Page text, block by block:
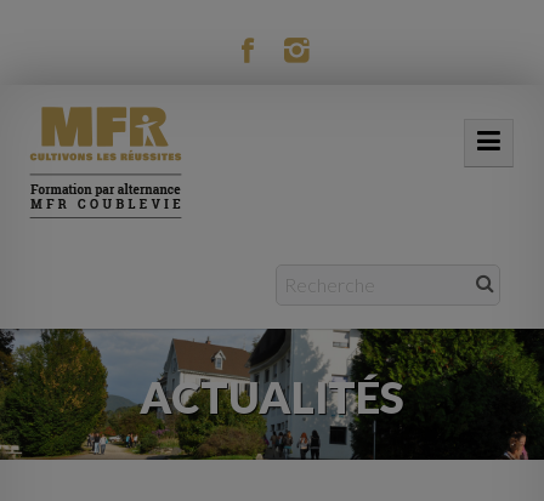
FORMATIONS
ACTUALITÉS
VIE RÉSIDENTIELLE
ACTUALITÉS